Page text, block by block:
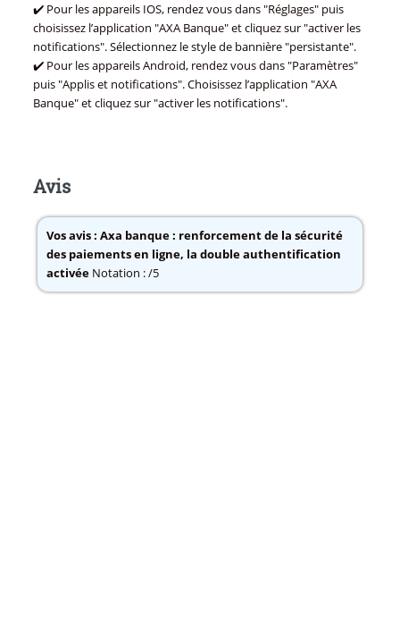
✔️ Pour les appareils IOS, rendez vous dans "Réglages" puis
choisissez l’application "AXA Banque" et cliquez sur "activer les
notifications". Sélectionnez le style de bannière "persistante".
✔️ Pour les appareils Android, rendez vous dans "Paramètres"
puis "Applis et notifications". Choisissez l’application "AXA
Banque" et cliquez sur "activer les notifications".
Avis
Vos avis : Axa banque : renforcement de la sécurité
des paiements en ligne, la double authentification
activéeNotation : /5